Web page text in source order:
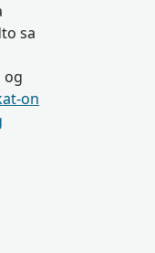
sa
og
on